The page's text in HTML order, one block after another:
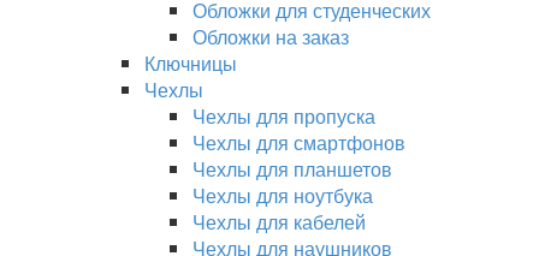
Обложки для студенческих
Обложки на заказ
Ключницы
Чехлы
Чехлы для пропуска
Чехлы для смартфонов
Чехлы для планшетов
Чехлы для ноутбука
Чехлы для кабелей
Чехлы для наушников